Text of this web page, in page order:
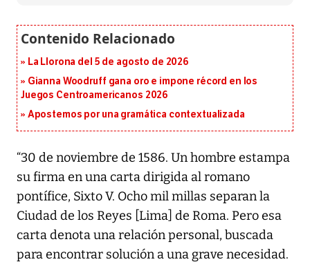
La Llorona del 5 de agosto de 2026
Gianna Woodruff gana oro e impone récord en los
Juegos Centroamericanos 2026
Apostemos por una gramática contextualizada
“30 de noviembre de 1586. Un hombre estampa
su firma en una carta dirigida al romano
pontífice, Sixto V. Ocho mil millas separan la
Ciudad de los Reyes [Lima] de Roma. Pero esa
carta denota una relación personal, buscada
para encontrar solución a una grave necesidad.